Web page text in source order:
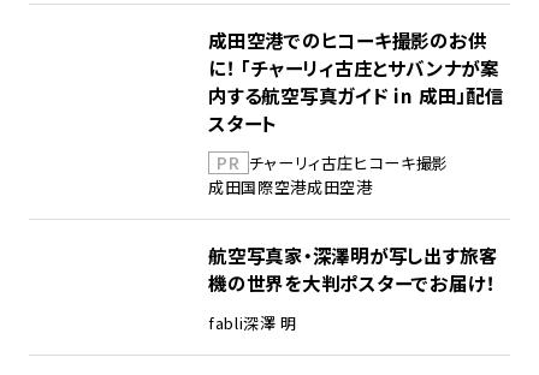
成田空港でのヒコーキ撮影のお供
に！ 「チャーリィ古庄とサバンナが案
内する航空写真ガイド in 成田」配信
スタート
PR チャーリィ古庄ヒコーキ撮影
成田国際空港成田空港
航空写真家・深澤明が写し出す旅客
機の世界を大判ポスターでお届け！
fabli深澤 明